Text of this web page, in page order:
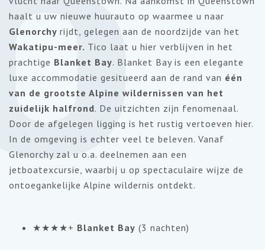
haalt u uw nieuwe huurauto op waarmee u naar
Glenorchy rijdt, gelegen aan de noordzijde van het
Wakatipu-meer. Tico laat u hier verblijven in het
prachtige Blanket Bay. Blanket Bay is een elegante
luxe accommodatie gesitueerd aan de rand van één
van de grootste Alpine wildernissen van het
zuidelijk halfrond. De uitzichten zijn fenomenaal.
Door de afgelegen ligging is het rustig vertoeven hier.
In de omgeving is echter veel te beleven. Vanaf
Glenorchy zal u o.a. deelnemen aan een
jetboatexcursie, waarbij u op spectaculaire wijze de
ontoegankelijke Alpine wildernis ontdekt.
★★★★+ Blanket Bay (3 nachten)